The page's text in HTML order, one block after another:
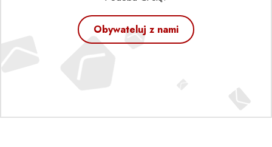
Obywateluj z nami